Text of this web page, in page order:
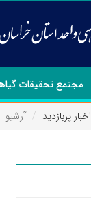
مجتمع تحقیقات
اخبار پربازدید آرشیو